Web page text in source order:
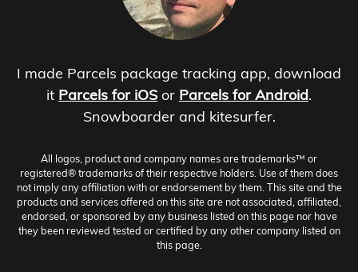
I made Parcels package tracking app, download
it Parcels for iOS or Parcels for Android.
Snowboarder and kitesurfer.
All logos, product and company names are trademarks™ or
registered® trademarks of their respective holders. Use of them does
not imply any affiliation with or endorsement by them. This site and the
products and services offered on this site are not associated, affiliated,
endorsed, or sponsored by any business listed on this page nor have
they been reviewed tested or certified by any other company listed on
this page.